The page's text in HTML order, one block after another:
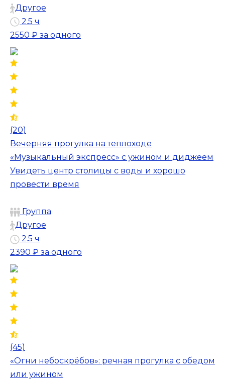
Другое
2.5 ч
2550 ₽ за одного
(20)
Вечерняя прогулка на теплоходе
«Музыкальный экспресс» с ужином и диджеем
Увидеть центр столицы с воды и хорошо
провести время
Группа
Другое
2.5 ч
2390 ₽ за одного
(45)
«Огни небоскрёбов»: речная прогулка с обедом
или ужином